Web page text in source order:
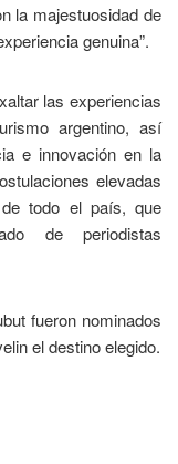
la majestuosidad de
genuina”.
las experiencias
argentino, así
e innovación en la
elevadas
todo el país, que
de periodistas
fueron nominados
el destino elegido.